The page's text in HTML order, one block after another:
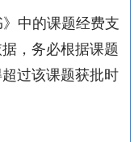
中的课题经费支
，务必根据课题
过该课题获批时